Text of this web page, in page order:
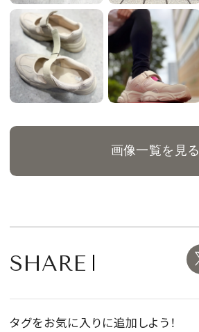
画像一覧を見る
SHARE
タグをお気に入りに追加しよう！